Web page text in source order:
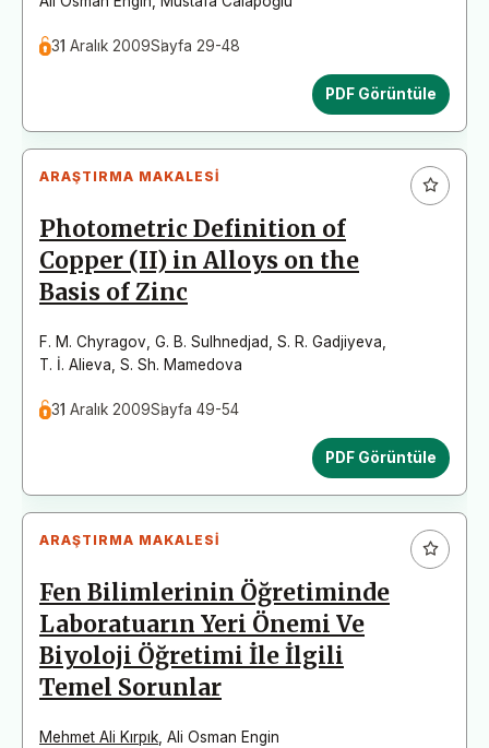
31 Aralık 2009Sayfa 29-48
PDF Görüntüle
ARAŞTIRMA MAKALESI
Photometric Definition of
Copper (II) in Alloys on the
Basis of Zinc
F. M. Chyragov G. B. Sulhnedjad S. R. Gadjiyeva
T. İ. Alieva S. Sh. Mamedova
31 Aralık 2009Sayfa 49-54
PDF Görüntüle
ARAŞTIRMA MAKALESI
Fen Bilimlerinin Öğretiminde
Laboratuarın Yeri Önemi Ve
Biyoloji Öğretimi İle İlgili
Temel Sorunlar
Mehmet Ali Kırpık Ali Osman Engin